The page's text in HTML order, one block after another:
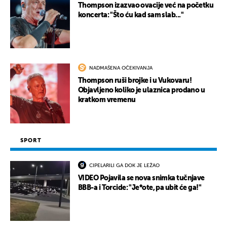
Thompson izazvao ovacije već na početku
koncerta: "Što ću kad sam slab..."
NADMAŠENA OČEKIVANJA
Thompson ruši brojke i u Vukovaru!
Objavljeno koliko je ulaznica prodano u
kratkom vremenu
SPORT
CIPELARILI GA DOK JE LEŽAO
VIDEO Pojavila se nova snimka tučnjave
BBB-a i Torcide: "Je*ote, pa ubit će ga!"